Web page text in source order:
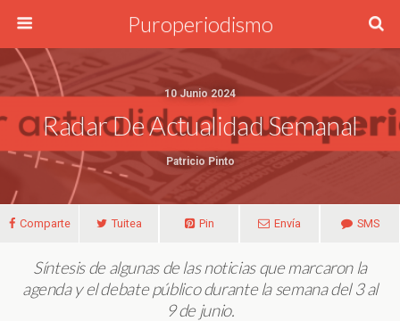
Puroperiodismo
10 Junio 2024
Radar De Actualidad Semanal
Patricio Pinto
Comparte Tuitea Pin Envía SMS
Síntesis de algunas de las noticias que marcaron la
agenda y el debate público durante la semana del 3 al
9 de junio.